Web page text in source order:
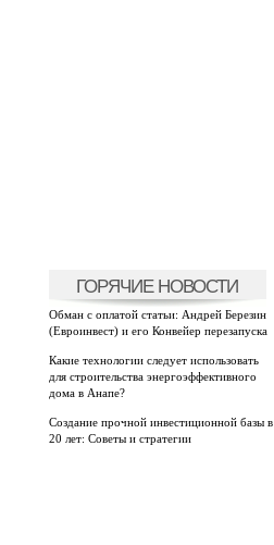
ГОРЯЧИЕ НОВОСТИ
Обман с оплатой статьи: Андрей Березин
(Евроинвест) и его Конвейер перезапуска
Какие технологии следует использовать
для строительства энергоэффективного
дома в Анапе?
Создание прочной инвестиционной базы в
20 лет: Советы и стратегии